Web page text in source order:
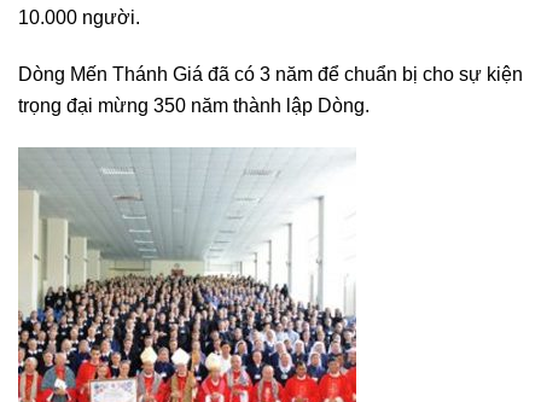
10.000 người.
Dòng Mến Thánh Giá đã có 3 năm để chuẩn bị cho sự kiện
trọng đại mừng 350 năm thành lập Dòng.